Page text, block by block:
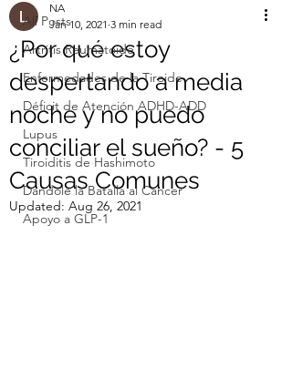
All Posts
Artritis Reumatoide
Enfermedades de la Tiroide
Déficit de Atención ADHD-ADD
Lupus
Tiroiditis de Hashimoto
Dandole la Batalla al Cancer
Apoyo a GLP-1
¿Por qué estoy
despertando a media
noche y no puedo
conciliar el sueño? - 5
Causas Comunes
NA
Jan 10, 2021 3 min read
Updated: Aug 26, 2021